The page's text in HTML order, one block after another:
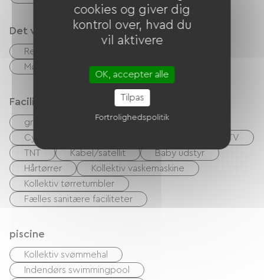
Det vi er gode til
Restaurant
Mødelokale
Sportshal
Faciliteter
gratis WIFI
Internetadgang via kabel
Cyberspace / internetadgangsterminaler
TV
TNT
Kabel/satellit
Baby udstyr
Hårtørrer
Kollektiv vaskemaskine
Kollektiv tørretumbler
Fælles sanitære faciliteter
piscine
Kollektiv svømmehal
Indendørs swimmingpool
cookies og giver dig
kontrol over, hvad du
vil aktivere
OK, accepter alle
Tilpas
Fortrolighedspolitik